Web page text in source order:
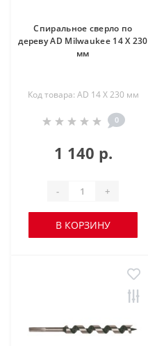
Спиральное сверло по
дереву AD Milwaukee 14 X 230
мм
Код товара: AD 14 X 230 мм
0
1 140 р.
- +
В КОРЗИНУ